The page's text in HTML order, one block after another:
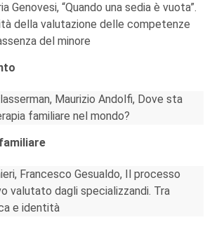
Genovesi, “Quando una sedia è vuota”.
della valutazione delle competenze
del minore
Maurizio Andolfi, Dove sta
familiare nel mondo?
Francesco Gesualdo, Il processo
valutato dagli specializzandi. Tra
e identità